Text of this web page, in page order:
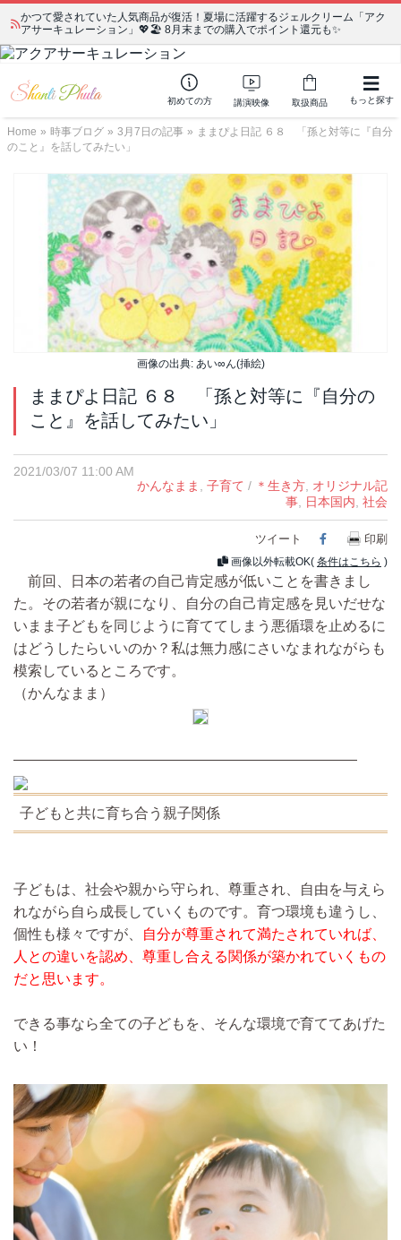
かつて愛されていた人気商品が復活！夏場に活躍するジェルクリーム「アク
アサーキュレーション」💖🏖️ 8月末までの購入でポイント還元も✨
初めての方 講演映像 取扱商品 もっと探す
Home » 時事ブログ » 3月7日の記事 » ままぴよ日記 ６８ 「孫と対等に『自分
のこと』を話してみたい」
画像の出典: あい∞ん(挿絵)
ままぴよ日記 ６８ 「孫と対等に『自分の
こと』を話してみたい」
2021/03/07 11:00 AM
かんなまま , 子育て / ＊生き方, オリジナル記
事, 日本国内, 社会
ツイート Facebook
印刷
画像以外転載OK( 条件はこちら )
前回、日本の若者の自己肯定感が低いことを書きまし
た。その若者が親になり、自分の自己肯定感を見いだせな
いまま子どもを同じように育ててしまう悪循環を止めるに
はどうしたらいいのか？私は無力感にさいなまれながらも
模索しているところです。
（かんなまま）
————————————————————————
子どもと共に育ち合う親子関係
子どもは、社会や親から守られ、尊重され、自由を与えら
れながら自ら成長していくものです。育つ環境も違うし、
個性も様々ですが、
自分が尊重されて満たされていれば、
人との違いを認め、尊重し合える関係が築かれていくもの
だと思います。
できる事なら全ての子どもを、そんな環境で育ててあげた
い！